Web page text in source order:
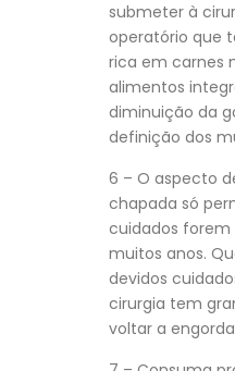
submeter à
operatório que
rica em carnes
alimentos
diminuição da
definição dos
6 – O aspecto
chapada só
cuidados
muitos anos.
devidos
cirurgia tem
voltar a